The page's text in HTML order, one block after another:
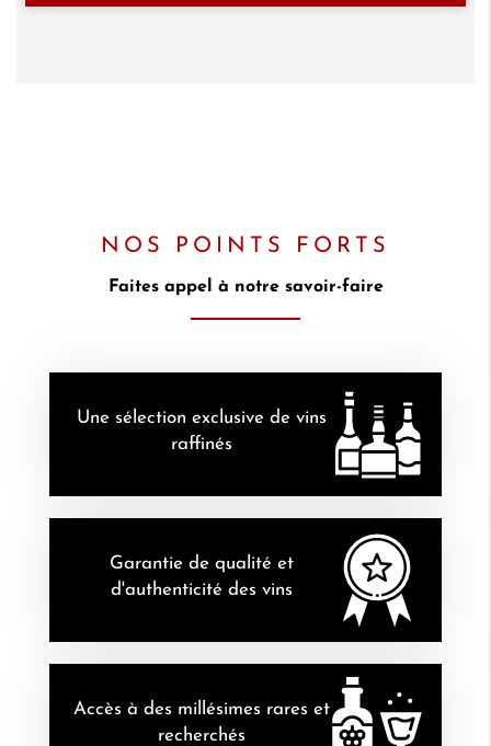
NOS POINTS FORTS
Faites appel à notre savoir-faire
Une sélection exclusive de vins
raffinés
Garantie de qualité et
d'authenticité des vins
Accès à des millésimes rares et
recherchés